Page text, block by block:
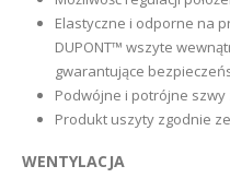
Elastyczne i odporne na
DUPONT™ wszyte
gwarantujące
Podwójne i potrójne szwy
Produkt uszyty zgodnie
WENTYLACJA